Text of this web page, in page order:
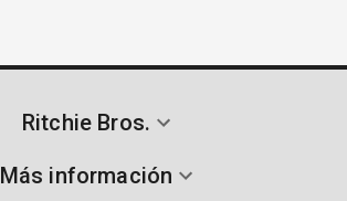
Ritchie Bros.
Más información